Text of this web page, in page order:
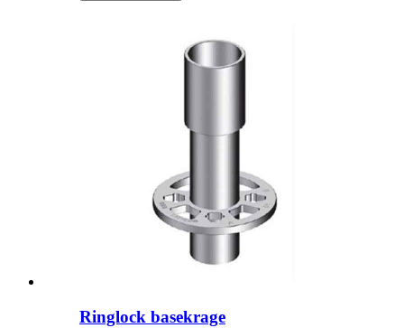
Ringlock basekrage